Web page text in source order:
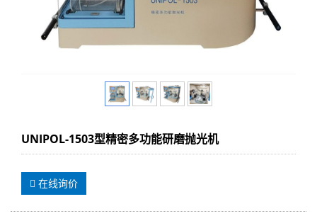
UNIPOL-1503型精密多功能研磨抛光机
在线询价